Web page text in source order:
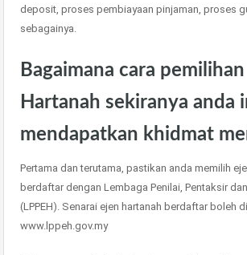
deposit, proses pembiayaan pinjaman, proses
sebagainya.
Bagaimana cara
Hartanah sekiranya anda
mendapatkan khidmat
Pertama dan terutama, pastikan anda memilih
berdaftar dengan Lembaga Penilai, Pentaksir
(LPPEH). Senarai ejen hartanah berdaftar boleh
www.lppeh.gov.my